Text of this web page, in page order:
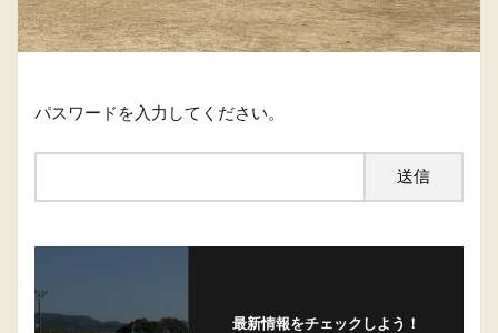
パスワードを入力してください。
最新情報をチェックしよう！